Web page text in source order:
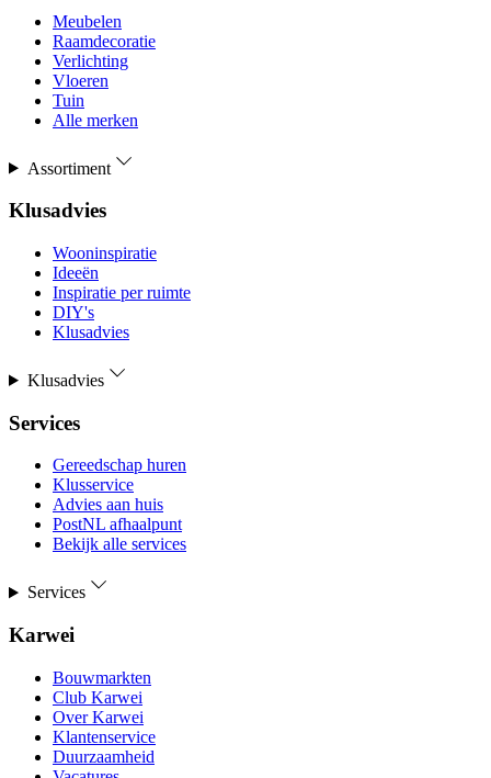
Meubelen
Raamdecoratie
Verlichting
Vloeren
Tuin
Alle merken
Assortiment
Klusadvies
Wooninspiratie
Ideeën
Inspiratie per ruimte
DIY's
Klusadvies
Klusadvies
Services
Gereedschap huren
Klusservice
Advies aan huis
PostNL afhaalpunt
Bekijk alle services
Services
Karwei
Bouwmarkten
Club Karwei
Over Karwei
Klantenservice
Duurzaamheid